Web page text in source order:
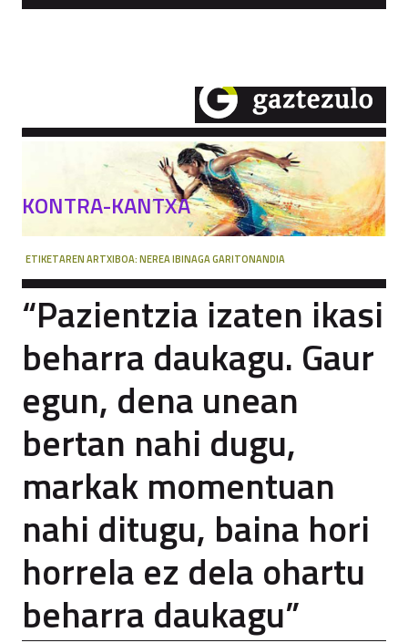
KONTRA-KANTXA
ETIKETAREN ARTXIBOA:NEREA IBINAGA GARITONANDIA
“Pazientzia izaten ikasi
beharra daukagu. Gaur
egun, dena unean
bertan nahi dugu,
markak momentuan
nahi ditugu, baina hori
horrela ez dela ohartu
beharra daukagu”